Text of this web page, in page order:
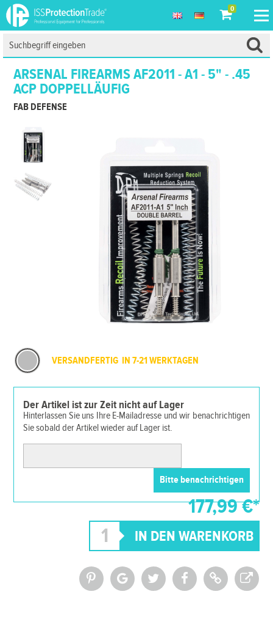
0
ARSENAL FIREARMS AF2011 - A1 - 5" - .45
ACP DOPPELLÄUFIG
FAB DEFENSE
VERSANDFERTIG IN 7-21 WERKTAGEN
Der Artikel ist zur Zeit nicht auf Lager
Hinterlassen Sie uns Ihre E-Mailadresse und wir benachrichtigen
Sie sobald der Artikel wieder auf Lager ist.
177,99 €*